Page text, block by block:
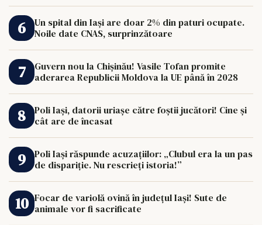
Un spital din Iași are doar 2% din paturi ocupate.
Noile date CNAS, surprinzătoare
Guvern nou la Chișinău! Vasile Tofan promite
aderarea Republicii Moldova la UE până în 2028
Poli Iași, datorii uriașe către foștii jucători! Cine și
cât are de încasat
Poli Iași răspunde acuzațiilor: „Clubul era la un pas
de dispariție. Nu rescrieți istoria!”
Focar de variolă ovină în județul Iași! Sute de
animale vor fi sacrificate